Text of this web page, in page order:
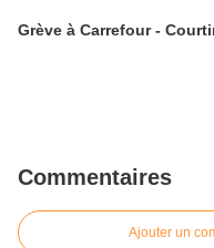
Grève à Carrefour -
Commentaires
Ajouter un